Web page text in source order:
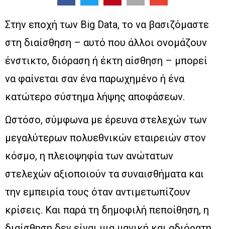
Στην εποχή των Big Data, το να βασιζόμαστε
στη διαίσθηση – αυτό που άλλοι ονομάζουν
ένστικτο, διόραση ή έκτη αίσθηση – μπορεί
να φαίνεται σαν ένα παρωχημένο ή ένα
κατώτερο σύστημα λήψης αποφάσεων.
Ωστόσο, σύμφωνα με έρευνα στελεχών των
μεγαλύτερων πολυεθνικών εταιρειών στον
κόσμο, η πλειοψηφία των ανώτατων
στελεχών αξιοποιούν τα συναισθήματα και
την εμπειρία τους όταν αντιμετωπίζουν
κρίσεις. Και παρά τη δημοφιλή πεποίθηση, η